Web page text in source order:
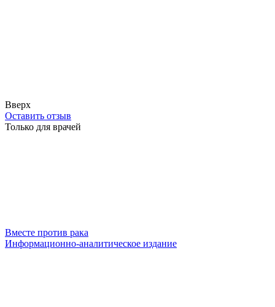
Вверх
Оставить отзыв
Только для врачей
Вместе против рака
Информационно-аналитическое издание